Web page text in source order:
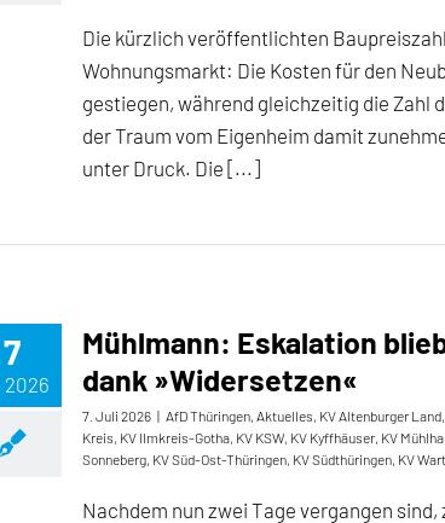
Die kürzlich veröffentlichten
Wohnungsmarkt: Die Kosten für den
gestiegen, während gleichzeitig die Zahl
der Traum vom Eigenheim damit
unter Druck. Die [...]
7
2026
Mühlmann: Eskalation
dank »Widersetzen«
7. Juli 2026 | AfD Thüringen, Aktuelles, KV Altenburger Land,
Kreis, KV Ilmkreis-Gotha, KV KSW, KV Kyffhäuser, KV
Sonneberg, KV Süd-Ost-Thüringen, KV Südthüringen, KV
Nachdem nun zwei Tage vergangen